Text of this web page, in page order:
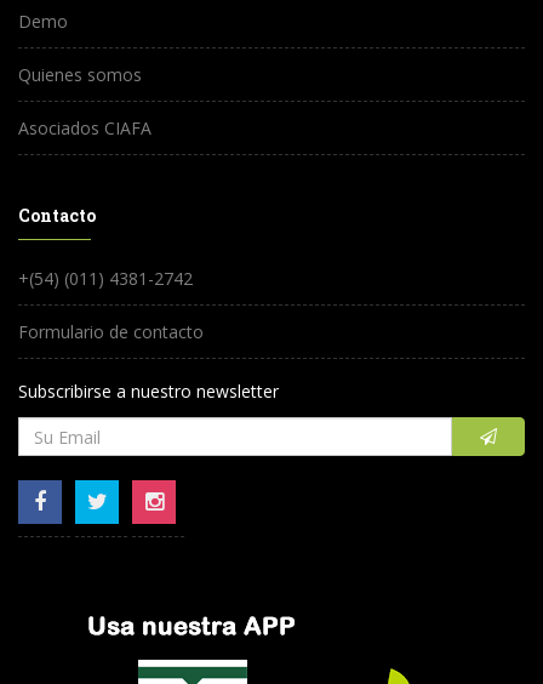
Demo
Quienes somos
Asociados CIAFA
Contacto
+(54) (011) 4381-2742
Formulario de contacto
Subscribirse a nuestro newsletter